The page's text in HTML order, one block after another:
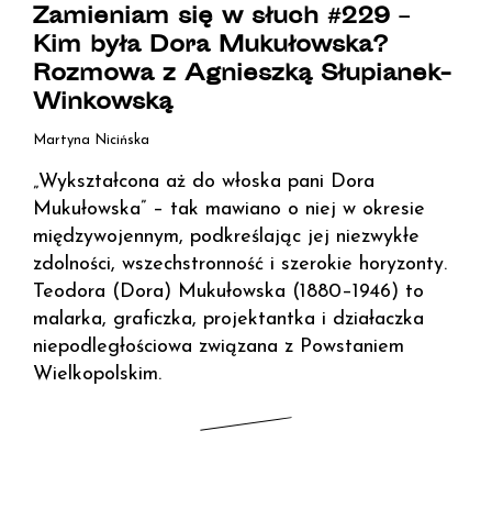
Zamieniam się w słuch #229 –
Kim była Dora Mukułowska?
Rozmowa z Agnieszką Słupianek-
Winkowską
Martyna Nicińska
„Wykształcona aż do włoska pani Dora
Mukułowska” – tak mawiano o niej w okresie
międzywojennym, podkreślając jej niezwykłe
zdolności, wszechstronność i szerokie horyzonty.
Teodora (Dora) Mukułowska (1880–1946) to
malarka, graficzka, projektantka i działaczka
niepodległościowa związana z Powstaniem
Wielkopolskim.